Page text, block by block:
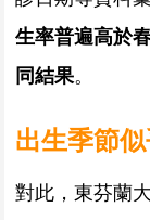
生率普遍高於
同結果。
出生季節
對此，東芬蘭